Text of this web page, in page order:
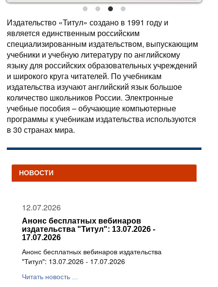
Издательство «Титул» создано в 1991 году и
является единственным российским
специализированным издательством, выпускающим
учебники и учебную литературу по английскому
языку для российских образовательных учреждений
и широкого круга читателей. По учебникам
издательства изучают английский язык большое
количество школьников России. Электронные
учебные пособия – обучающие компьютерные
программы к учебникам издательства используются
в 30 странах мира.
НОВОСТИ
12.07.2026
Анонс бесплатных вебинаров
издательства "Титул": 13.07.2026 -
17.07.2026
Анонс бесплатных вебинаров издательства
"Титул": 13.07.2026 - 17.07.2026
Читать новость ...